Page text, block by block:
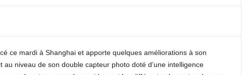
ce mardi à Shanghai et apporte quelques améliorations à son
au niveau de son double capteur photo doté d’une intelligence